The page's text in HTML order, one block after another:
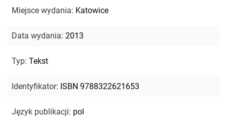
Miejsce wydania: Katowice
Data wydania: 2013
Typ: Tekst
Identyfikator: ISBN 9788322621653
Język publikacji: pol